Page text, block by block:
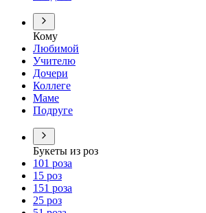
Кому
Любимой
Учителю
Дочери
Коллеге
Маме
Подруге
Букеты из роз
101 роза
15 роз
151 роза
25 роз